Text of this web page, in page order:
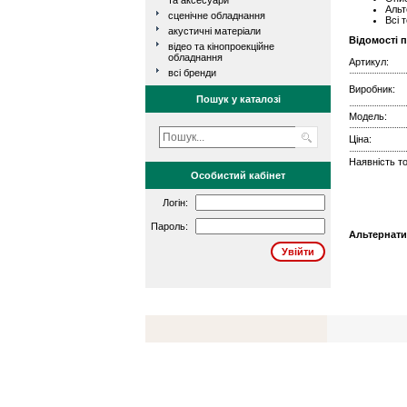
сценічне обладнання
акустичні матеріали
відео та кінопроекційне
обладнання
всі бренди
Пошук у каталозі
Особистий кабінет
Логін:
Пароль:
Всі
Відомості
Артикул:
Виробник:
Модель:
Ціна:
Наявність